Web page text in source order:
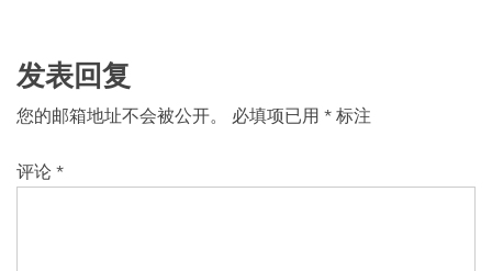
发表回复
您的邮箱地址不会被公开。 必填项已用 * 标注
评论 *